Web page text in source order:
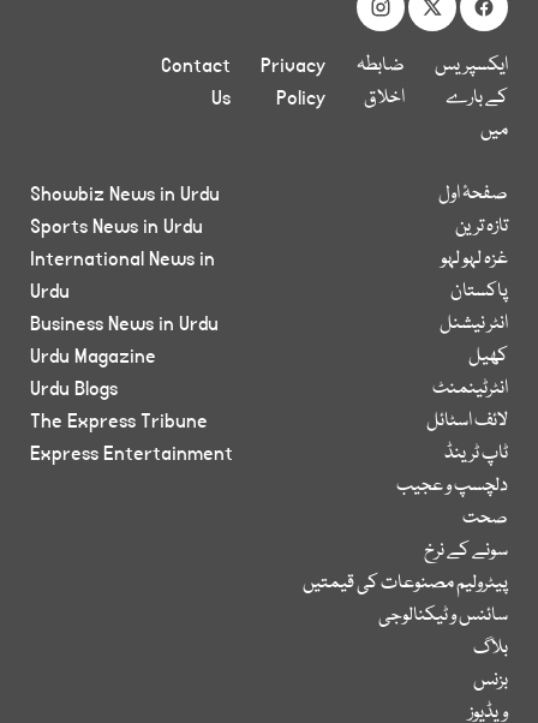
ایکسپریس
کے بارے
میں
ضابطہ
اخلاق
Privacy
Policy
Contact
Us
صفحۂ اول
تازہ ترین
غزہ لہو لہو
پاکستان
انٹر نیشنل
کھیل
انٹرٹینمنٹ
لائف اسٹائل
ٹاپ ٹرینڈ
دلچسپ و عجیب
صحت
سونے کے نرخ
پیٹرولیم مصنوعات کی قیمتیں
سائنس و ٹیکنالوجی
بلاگ
بزنس
ویڈیوز
Showbiz News in Urdu
Sports News in Urdu
International News in
Urdu
Business News in Urdu
Urdu Magazine
Urdu Blogs
The Express Tribune
Express Entertainment